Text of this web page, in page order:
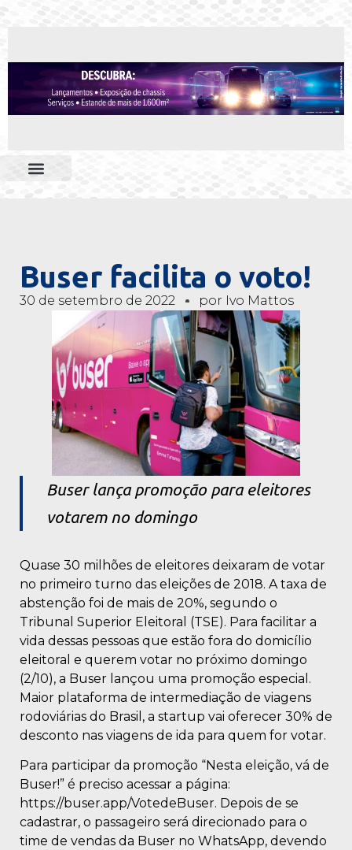
Buser facilita o voto!
30 de setembro de 2022 por Ivo Mattos
Buser lança promoção para eleitores
votarem no domingo
Quase 30 milhões de eleitores deixaram de votar
no primeiro turno das eleições de 2018. A taxa de
abstenção foi de mais de 20%, segundo o
Tribunal Superior Eleitoral (TSE). Para facilitar a
vida dessas pessoas que estão fora do domicílio
eleitoral e querem votar no próximo domingo
(2/10), a Buser lançou uma promoção especial.
Maior plataforma de intermediação de viagens
rodoviárias do Brasil, a startup vai oferecer 30% de
desconto nas viagens de ida para quem for votar.
Para participar da promoção “Nesta eleição, vá de
Buser!” é preciso acessar a página:
https://buser.app/VotedeBuser. Depois de se
cadastrar, o passageiro será direcionado para o
time de vendas da Buser no WhatsApp, devendo